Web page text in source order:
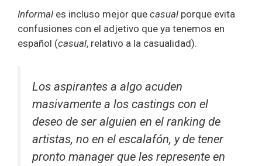
Informal es incluso mejor que casual porque evita
confusiones con el adjetivo que ya tenemos en
español (casual, relativo a la casualidad).
Los aspirantes a algo acuden
masivamente a los castings con el
deseo de ser alguien en el ranking de
artistas, no en el escalafón, y de tener
pronto manager que les represente en